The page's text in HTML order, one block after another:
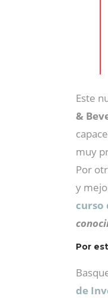
Este
&
muy
Por
y
curso
Por
de